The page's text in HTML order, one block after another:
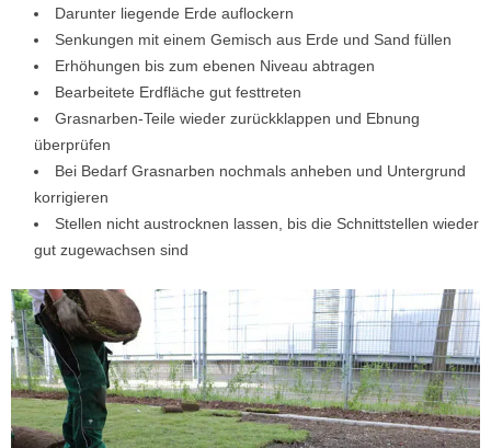
Darunter liegende Erde auflockern
Senkungen mit einem Gemisch aus Erde und Sand füllen
Erhöhungen bis zum ebenen Niveau abtragen
Bearbeitete Erdfläche gut festtreten
Grasnarben-Teile wieder zurückklappen und Ebnung
überprüfen
Bei Bedarf Grasnarben nochmals anheben und Untergrund
korrigieren
Stellen nicht austrocknen lassen, bis die Schnittstellen wieder
gut zugewachsen sind